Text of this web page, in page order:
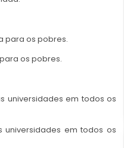
para os pobres.
os pobres.
universidades em todos os
universidades em todos os